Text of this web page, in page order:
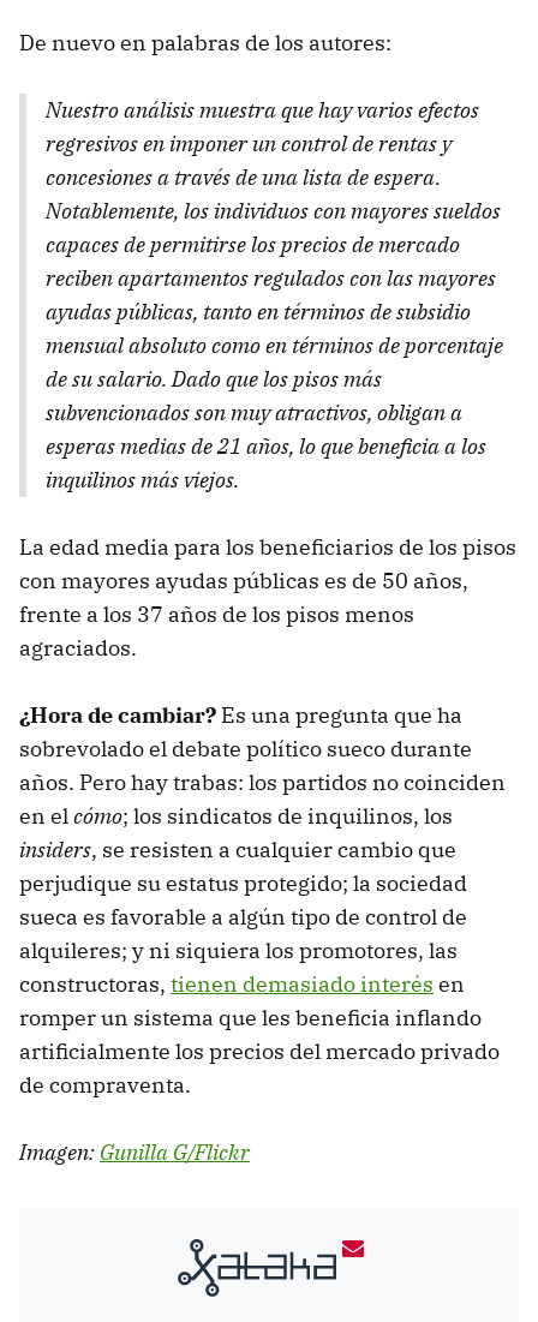
De nuevo en palabras de los autores:
Nuestro análisis muestra que hay varios efectos
regresivos en imponer un control de rentas y
concesiones a través de una lista de espera.
Notablemente, los individuos con mayores sueldos
capaces de permitirse los precios de mercado
reciben apartamentos regulados con las mayores
ayudas públicas, tanto en términos de subsidio
mensual absoluto como en términos de porcentaje
de su salario. Dado que los pisos más
subvencionados son muy atractivos, obligan a
esperas medias de 21 años, lo que beneficia a los
inquilinos más viejos.
La edad media para los beneficiarios de los pisos
con mayores ayudas públicas es de 50 años,
frente a los 37 años de los pisos menos
agraciados.
¿Hora de cambiar? Es una pregunta que ha
sobrevolado el debate político sueco durante
años. Pero hay trabas: los partidos no coinciden
en elcómo; los sindicatos de inquilinos, los
insiders, se resisten a cualquier cambio que
perjudique su estatus protegido; la sociedad
sueca es favorable a algún tipo de control de
alquileres; y ni siquiera los promotores, las
constructoras, tienen demasiado interés en
romper un sistema que les beneficia inflando
artificialmente los precios del mercado privado
de compraventa.
Imagen: Gunilla G/Flickr